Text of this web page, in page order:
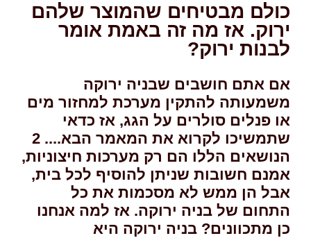
כולם מבטיחים שהמוצר שלהם
ירוק. אז מה זה באמת אומר
לבנות ירוק?
אם אתם חושבים שבניה ירוקה
משמעותה להתקין מערכת למחזור מים
או פנלים סולרים על הגג, אז כדאי
שתמשיכו לקרוא את המאמר הבא.... 2
הנושאים הללו הם רק מערכות חיצוניות,
אמנם חשובות שניתן להוסיף לכל בית,
אבל הן ממש לא מסכמות את כל
התחום של בניה ירוקה. אז למה אנחנו
כן מתכוונים? בניה ירוקה היא